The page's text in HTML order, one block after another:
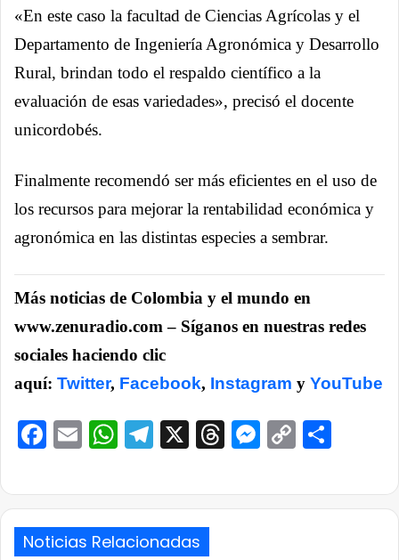
«En este caso la facultad de Ciencias Agrícolas y el
Departamento de Ingeniería Agronómica y Desarrollo
Rural, brindan todo el respaldo científico a la
evaluación de esas variedades», precisó el docente
unicordobés.
Finalmente recomendó ser más eficientes en el uso de
los recursos para mejorar la rentabilidad económica y
agronómica en las distintas especies a sembrar.
Más noticias de Colombia y el mundo en
www.zenuradio.com – Síganos en nuestras redes
sociales haciendo clic
aquí: Twitter, Facebook, Instagram y YouTube
Facebook
EmailWhatsApp
Telegram
X ThreadsCopy
Noticias Relacionadas